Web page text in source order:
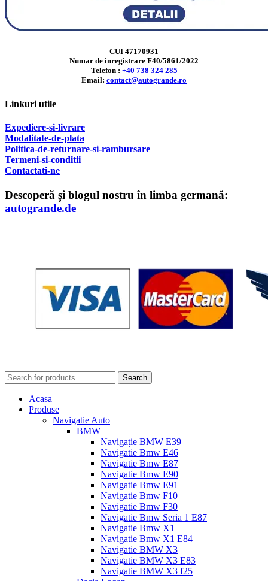
0
CUI 47170931
Numar de inregistrare F40/5861/2022
Telefon : +40 738 324 285
Email: contact@autogrande.ro
Linkuri utile
Expediere-si-livrare
Modalitate-de-plata
Politica-de-returnare-si-rambursare
Termeni-si-conditii
Contactati-ne
Descoperă și blogul nostru în limba germană:
autogrande.de
Search
Acasa
Produse
Navigatie Auto
BMW
Navigație BMW E39
Navigatie Bmw E46
Navigatie Bmw E87
Navigatie Bmw E90
Navigatie Bmw E91
Navigatie Bmw F10
Navigatie Bmw F30
Navigatie Bmw Seria 1 E87
Navigatie Bmw X1
Navigatie Bmw X1 E84
Navigatie BMW X3
Navigatie BMW X3 E83
Navigatie BMW X3 f25